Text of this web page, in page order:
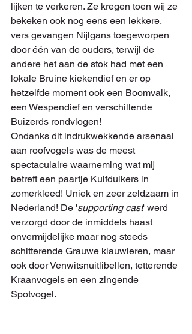
lijken te verkeren. Ze kregen toen wij ze
bekeken ook nog eens een lekkere,
vers gevangen Nijlgans toegeworpen
door één van de ouders, terwijl de
andere het aan de stok had met een
lokale Bruine kiekendief en er op
hetzelfde moment ook een Boomvalk,
een Wespendief en verschillende
Buizerds rondvlogen!
Ondanks dit indrukwekkende arsenaal
aan roofvogels was de meest
spectaculaire waarneming wat mij
betreft een paartje Kuifduikers in
zomerkleed! Uniek en zeer zeldzaam in
Nederland! De 'supporting cast' werd
verzorgd door de inmiddels haast
onvermijdelijke maar nog steeds
schitterende Grauwe klauwieren, maar
ook door Venwitsnuitlibellen, tetterende
Kraanvogels en een zingende
Spotvogel.